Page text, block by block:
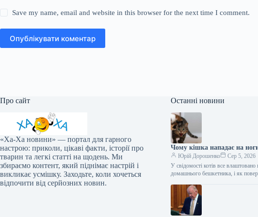
Save my name, email and website in this browser for the next time I comment.
Опублікувати коментар
Про сайт
«Ха-Ха новини» — портал для гарного
настрою: приколи, цікаві факти, історії про
тварин та легкі статті на щодень. Ми
збираємо контент, який піднімає настрій і
викликає усмішку. Заходьте, коли хочеться
відпочити від серйозних новин.
Останні новини
Чому кішка нападає на
Юрій Дорошенко
Сер 5, 2026
У свідомості котів все
домашнього бешкетника, і як